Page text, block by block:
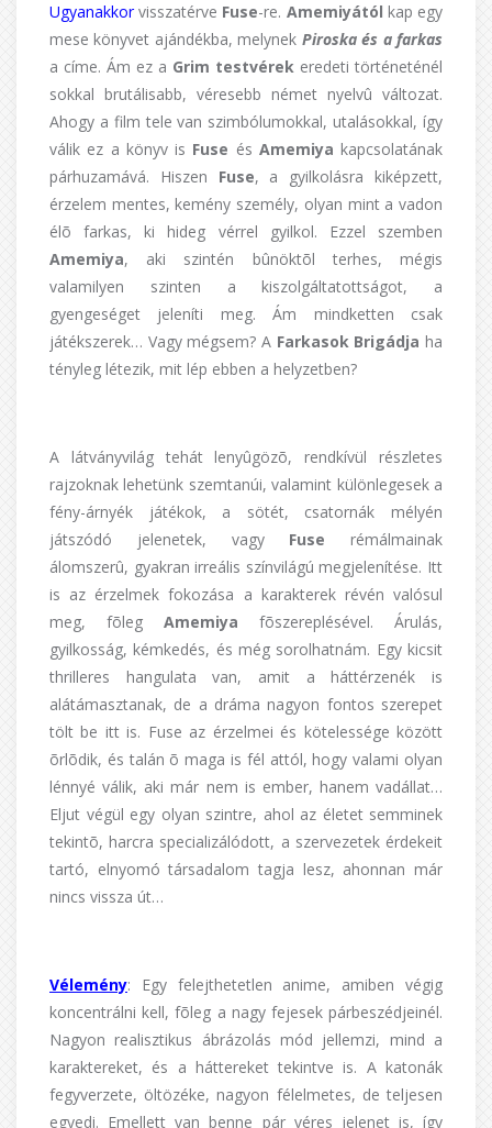
Ugyanakkorvisszatérve Fuse-re. Amemiyától kap egy
mese könyvet ajándékba, melynek Piroska és a farkas
a címe. Ám ez a Grim testvérek eredeti történeténél
sokkal brutálisabb, véresebb német nyelvû változat.
Ahogy a film tele van szimbólumokkal, utalásokkal, így
válik ez a könyv is Fuse és Amemiya kapcsolatának
párhuzamává. Hiszen Fuse, a gyilkolásra kiképzett,
érzelem mentes, kemény személy, olyan mint a vadon
élõ farkas, ki hideg vérrel gyilkol. Ezzel szemben
Amemiya, aki szintén bûnöktõl terhes, mégis
valamilyen szinten a kiszolgáltatottságot, a
gyengeséget jeleníti meg. Ám mindketten csak
játékszerek… Vagy mégsem? A Farkasok Brigádja ha
tényleg létezik, mit lép ebben a helyzetben?
A látványvilág tehát lenyûgözõ, rendkívül részletes
rajzoknak lehetünk szemtanúi, valamint különlegesek a
fény-árnyék játékok, a sötét, csatornák mélyén
játszódó jelenetek, vagy Fuse rémálmainak
álomszerû, gyakran irreális színvilágú megjelenítése. Itt
is az érzelmek fokozása a karakterek révén valósul
meg, fõleg Amemiya fõszereplésével. Árulás,
gyilkosság, kémkedés, és még sorolhatnám. Egy kicsit
thrilleres hangulata van, amit a háttérzenék is
alátámasztanak, de a dráma nagyon fontos szerepet
tölt be itt is. Fuse az érzelmei és kötelessége között
õrlõdik, és talán õ maga is fél attól, hogy valami olyan
lénnyé válik, aki már nem is ember, hanem vadállat…
Eljut végül egy olyan szintre, ahol az életet semminek
tekintõ, harcra specializálódott, a szervezetek érdekeit
tartó, elnyomó társadalom tagja lesz, ahonnan már
nincs vissza út…
Vélemény: Egy felejthetetlen anime, amiben végig
koncentrálni kell, fõleg a nagy fejesek párbeszédjeinél.
Nagyon realisztikus ábrázolás mód jellemzi, mind a
karaktereket, és a háttereket tekintve is. A katonák
fegyverzete, öltözéke, nagyon félelmetes, de teljesen
egyedi. Emellett van benne pár véres jelenet is, így